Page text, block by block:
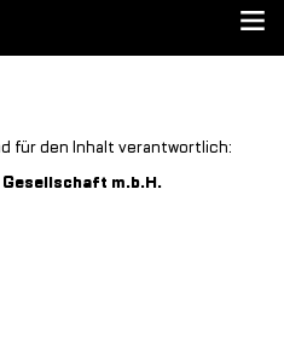
für den Inhalt verantwortlich:
m.b.H.